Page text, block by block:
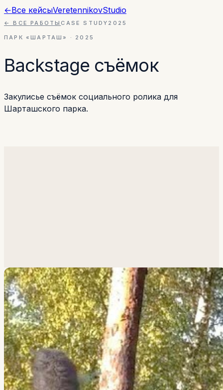
←Все кейсыVeretennikovStudio
← ВСЕ РАБОТЫ CASE STUDY 2025
ПАРК «ШАРТАШ» · 2025
Backstage съёмок
Закулисье съёмок социального ролика для
Шарташского парка.
Похожая задача? Обсудим.
Анатолий ответит лично.